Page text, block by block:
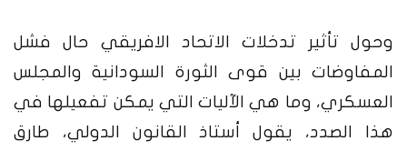
وحول تأثير تدخلات الاتحاد الافريقي حال فشل
المفاوضات بين قوى الثورة السودانية والمجلس
العسكري، وما هي الآليات التي يمكن تفعيلها في
هذا الصدد، يقول أستاذ القانون الدولي، طارق